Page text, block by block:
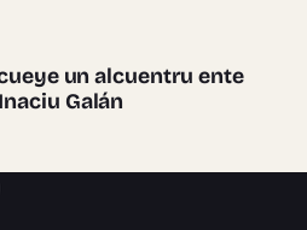
un alcuentru ente
Galán